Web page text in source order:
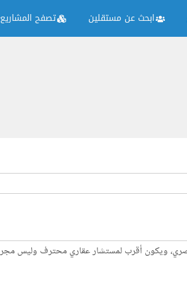
ابحث عن مستقلين تصفح المشاريع